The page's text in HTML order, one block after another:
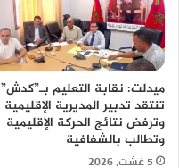
ميدلت: نقابة التعليم بـ”كدش”
تنتقد تدبير المديرية الإقليمية
وترفض نتائج الحركة الإقليمية
وتطالب بالشفافية
5 غشت، 2026